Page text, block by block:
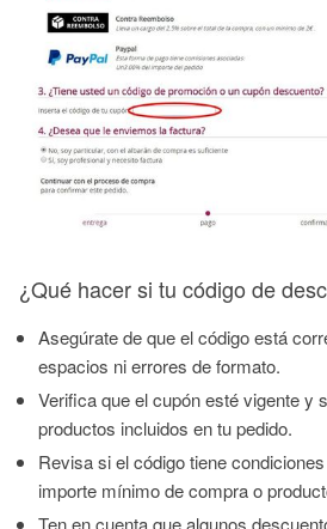
¿Qué hacer si tu código de
Asegúrate de que el código está
espacios ni errores de formato.
Verifica que el cupón esté vigente y
productos incluidos en tu pedido.
Revisa si el código tiene
importe mínimo de compra o
Ten en cuenta que algunos